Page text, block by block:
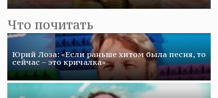
Что почитать
Юрий Лоза: «Если раньше хитом была песня, то
сейчас – это кричалка»